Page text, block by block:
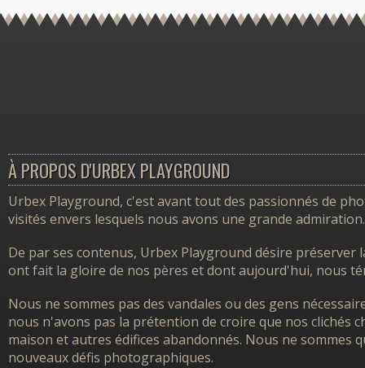
À PROPOS D'URBEX PLAYGROUND
Urbex Playground, c'est avant tout des passionnés de
visités envers lesquels nous avons une grande admiration.
De par ses contenus, Urbex Playground désire
ont fait la gloire de nos pères et dont aujourd'hui, nous
Nous ne sommes pas des vandales ou des gens
nous n'avons pas la prétention de croire que nos clichés
maison et autres édifices abandonnés. Nous ne sommes
nouveaux défis photographiques.